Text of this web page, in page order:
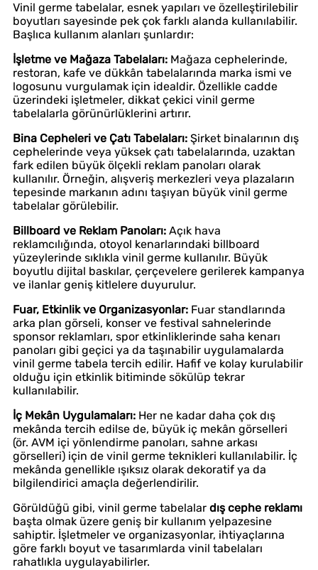
Vinil germe tabelalar, esnek yapıları ve özelleştirilebilir
boyutları sayesinde pek çok farklı alanda kullanılabilir.
Başlıca kullanım alanları şunlardır:
İşletme ve Mağaza Tabelaları: Mağaza cephelerinde,
restoran, kafe ve dükkân tabelalarında marka ismi ve
logosunu vurgulamak için idealdir. Özellikle cadde
üzerindeki işletmeler, dikkat çekici vinil germe
tabelalarla görünürlüklerini artırır.
Bina Cepheleri ve Çatı Tabelaları: Şirket binalarının dış
cephelerinde veya yüksek çatı tabelalarında, uzaktan
fark edilen büyük ölçekli reklam panoları olarak
kullanılır. Örneğin, alışveriş merkezleri veya plazaların
tepesinde markanın adını taşıyan büyük vinil germe
tabelalar görülebilir.
Billboard ve Reklam Panoları: Açık hava
reklamcılığında, otoyol kenarlarındaki billboard
yüzeylerinde sıklıkla vinil germe kullanılır. Büyük
boyutlu dijital baskılar, çerçevelere gerilerek kampanya
ve ilanlar geniş kitlelere duyurulur.
Fuar, Etkinlik ve Organizasyonlar: Fuar standlarında
arka plan görseli, konser ve festival sahnelerinde
sponsor reklamları, spor etkinliklerinde saha kenarı
panoları gibi geçici ya da taşınabilir uygulamalarda
vinil germe tabela tercih edilir. Hafif ve kolay kurulabilir
olduğu için etkinlik bitiminde sökülüp tekrar
kullanılabilir.
İç Mekân Uygulamaları: Her ne kadar daha çok dış
mekânda tercih edilse de, büyük iç mekân görselleri
(ör. AVM içi yönlendirme panoları, sahne arkası
görselleri) için de vinil germe teknikleri kullanılabilir. İç
mekânda genellikle ışıksız olarak dekoratif ya da
bilgilendirici amaçla değerlendirilir.
Görüldüğü gibi, vinil germe tabelalar dış cephe reklamı
başta olmak üzere geniş bir kullanım yelpazesine
sahiptir. İşletmeler ve organizasyonlar, ihtiyaçlarına
göre farklı boyut ve tasarımlarda vinil tabelaları
rahatlıkla uygulayabilirler.